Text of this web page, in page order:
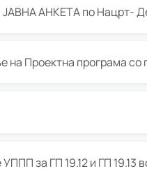
за ГП 19.12 и ГП 19.13